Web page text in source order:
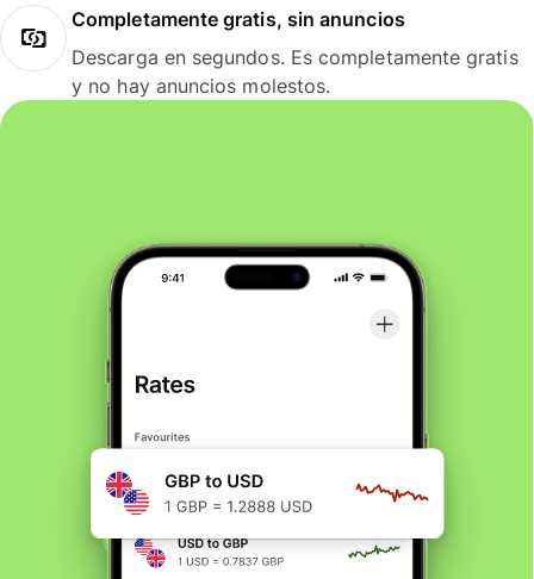
Completamente gratis, sin anuncios
Descarga en segundos. Es completamente gratis
y no hay anuncios molestos.